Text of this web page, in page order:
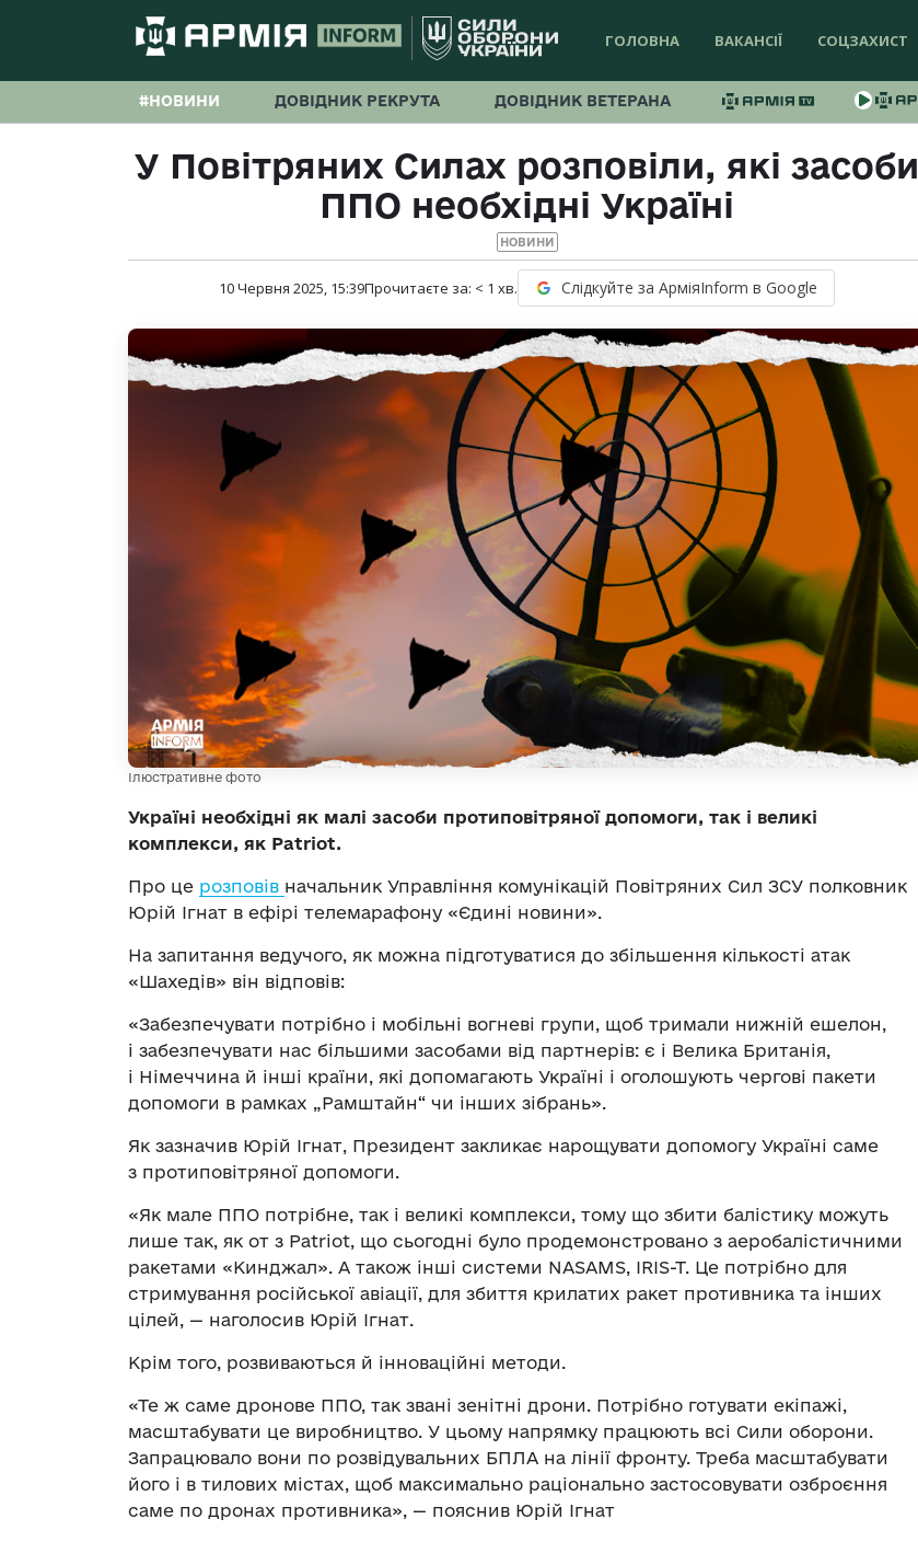
ГОЛОВНА ВАКАНСІЇ СОЦЗАХИСТ
#НОВИНИ ДОВІДНИК РЕКРУТА ДОВІДНИК ВЕТЕРАНА
У Повітряних Силах розповіли, які засоби
ППО необхідні Україні
НОВИНИ
10 Червня 2025, 15:39Прочитаєте за: < 1 хв. Слідкуйте за АрміяInform в Google
Ілюстративне фото
Україні необхідні як малі засоби протиповітряної допомоги, так і великі
комплекси, як Patriot.
Про це розповів начальник Управління комунікацій Повітряних Сил ЗСУ полковник
Юрій Ігнат в ефірі телемарафону «Єдині новини».
На запитання ведучого, як можна підготуватися до збільшення кількості атак
«Шахедів» він відповів:
«Забезпечувати потрібно і мобільні вогневі групи, щоб тримали нижній ешелон,
і забезпечувати нас більшими засобами від партнерів: є і Велика Британія,
і Німеччина й інші країни, які допомагають Україні і оголошують чергові пакети
допомоги в рамках „Рамштайн“ чи інших зібрань».
Як зазначив Юрій Ігнат, Президент закликає нарощувати допомогу Україні саме
з протиповітряної допомоги.
«Як мале ППО потрібне, так і великі комплекси, тому що збити балістику можуть
лише так, як от з Patriot, що сьогодні було продемонстровано з аеробалістичними
ракетами «Кинджал». А також інші системи NASAMS, IRIS-T. Це потрібно для
стримування російської авіації, для збиття крилатих ракет противника та інших
цілей, — наголосив Юрій Ігнат.
Крім того, розвиваються й інноваційні методи.
«Те ж саме дронове ППО, так звані зенітні дрони. Потрібно готувати екіпажі,
масштабувати це виробництво. У цьому напрямку працюють всі Сили оборони.
Запрацювало вони по розвідувальних БПЛА на лінії фронту. Треба масштабувати
його і в тилових містах, щоб максимально раціонально застосовувати озброєння
саме по дронах противника», — пояснив Юрій Ігнат